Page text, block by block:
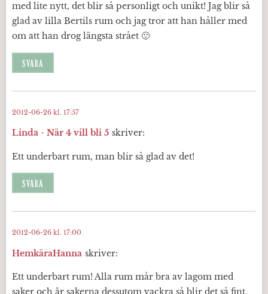
med lite nytt, det blir så personligt och unikt! Jag blir så
glad av lilla Bertils rum och jag tror att han håller med
om att han drog längsta strået 🙂
SVARA
Linda - När 4 vill bli 5 skriver:
2012-06-26 kl. 17:57
Ett underbart rum, man blir så glad av det!
SVARA
HemkäraHanna skriver:
2012-06-26 kl. 17:00
Ett underbart rum! Alla rum mår bra av lagom med
saker och är sakerna dessutom vackra så blir det så fint.